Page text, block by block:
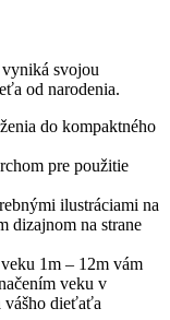
svojou
od narodenia.
do kompaktného
pre použitie
ilustráciami na
dizajnom na strane
1m – 12m vám
veku v
vášho dieťaťa